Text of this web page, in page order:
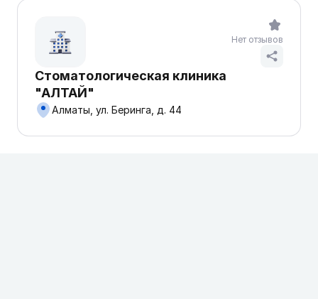
Стоматологическая клиника
"АЛТАЙ"
Алматы, ул. Беринга, д. 44
Нет отзывов